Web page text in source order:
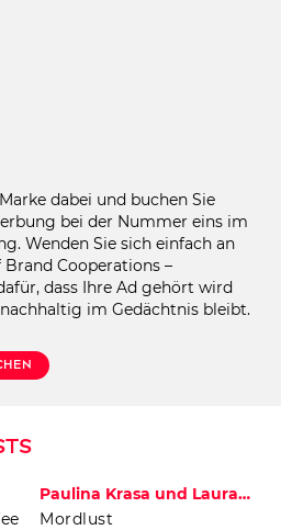
dabei und buchen Sie
bei der Nummer eins im
Wenden Sie sich einfach an
Brand Cooperations –
dass Ihre Ad gehört wird
im Gedächtnis bleibt.
Paulina Krasa und Laura
Wohlers
Mordlust